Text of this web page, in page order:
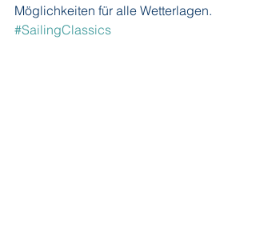
Möglichkeiten für alle Wetterlagen.
#SailingClassics